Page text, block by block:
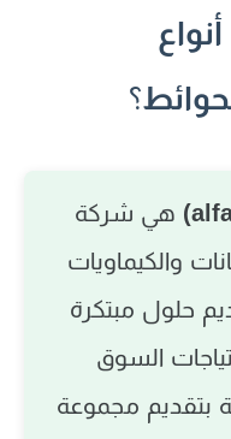
أنواع
؟
هي شركة
والكيماويات
حلول مبتكرة
السوق
بتقديم مجموعة